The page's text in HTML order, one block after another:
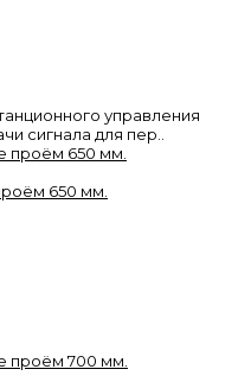
управления
сигнала для пер..
650 мм.